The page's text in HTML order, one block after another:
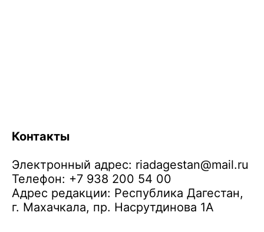
Контакты
Электронный адрес: riadagestan@mail.ru
Телефон: +7 938 200 54 00
Адрес редакции: Республика Дагестан,
г. Махачкала, пр. Насрутдинова 1А